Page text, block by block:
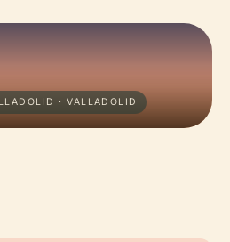
· VALLADOLID